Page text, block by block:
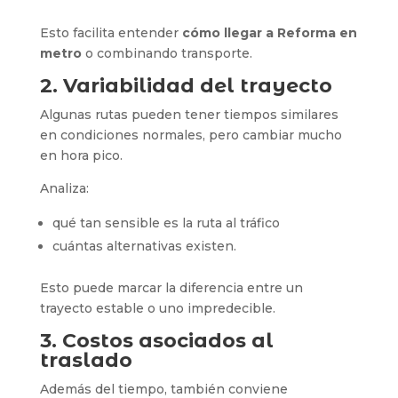
Esto facilita entender cómo llegar a Reforma en
metroo combinando transporte.
2. Variabilidad del trayecto
Algunas rutas pueden tener tiempos similares
en condiciones normales, pero cambiar mucho
en hora pico.
Analiza:
qué tan sensible es la ruta al tráfico
cuántas alternativas existen.
Esto puede marcar la diferencia entre un
trayecto estable o uno impredecible.
3. Costos asociados al
traslado
Además del tiempo, también conviene